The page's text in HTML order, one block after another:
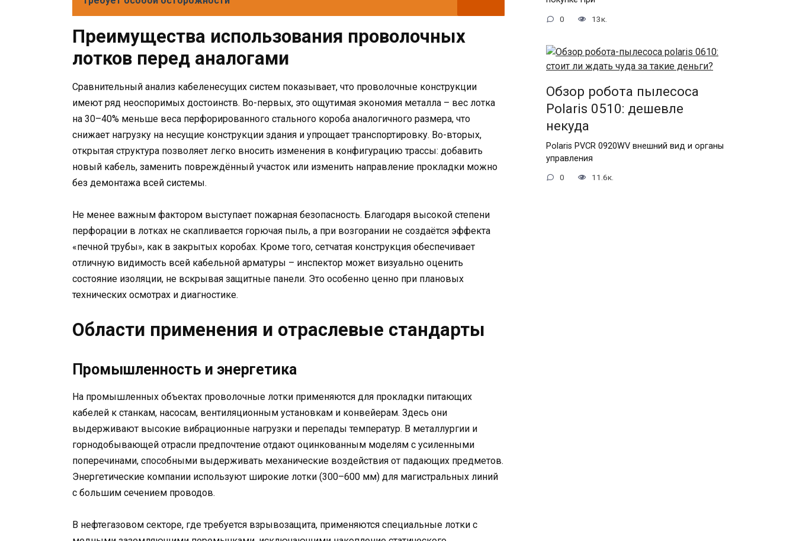
Преимущества использования проволочных
лотков перед аналогами
Сравнительный анализ кабеленесущих систем показывает, что проволочные конструкции
имеют ряд неоспоримых достоинств. Во-первых, это ощутимая экономия металла – вес лотка
на 30–40% меньше веса перфорированного стального короба аналогичного размера, что
снижает нагрузку на несущие конструкции здания и упрощает транспортировку. Во-вторых,
открытая структура позволяет легко вносить изменения в конфигурацию трассы: добавить
новый кабель, заменить повреждённый участок или изменить направление прокладки можно
без демонтажа всей системы.
Не менее важным фактором выступает пожарная безопасность. Благодаря высокой степени
перфорации в лотках не скапливается горючая пыль, а при возгорании не создаётся эффекта
«печной трубы», как в закрытых коробах. Кроме того, сетчатая конструкция обеспечивает
отличную видимость всей кабельной арматуры – инспектор может визуально оценить
состояние изоляции, не вскрывая защитные панели. Это особенно ценно при плановых
технических осмотрах и диагностике.
Области применения и отраслевые стандарты
Промышленность и энергетика
На промышленных объектах проволочные лотки применяются для прокладки питающих
кабелей к станкам, насосам, вентиляционным установкам и конвейерам. Здесь они
выдерживают высокие вибрационные нагрузки и перепады температур. В металлургии и
горнодобывающей отрасли предпочтение отдают оцинкованным моделям с усиленными
поперечинами, способными выдерживать механические воздействия от падающих предметов.
Энергетические компании используют широкие лотки (300–600 мм) для магистральных линий
с большим сечением проводов.
В нефтегазовом секторе, где требуется взрывозащита, применяются специальные лотки с
0 13к.
Обзор робота пылесоса
Polaris 0510: дешевле
некуда
Polaris PVCR 0920WV внешний вид и органы
управления
0 11.6к.